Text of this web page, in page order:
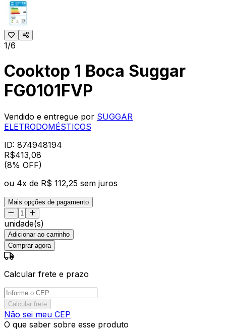
1/6
Cooktop 1 Boca Suggar
FG0101FVP
Vendido e entregue por SUGGAR
ELETRODOMÉSTICOS
ID: 874948194
R$413,08
(8% OFF)
ou 4x de R$ 112,25 sem juros
Mais opções de pagamento
unidade(s)
Adicionar ao carrinho
Comprar agora
Calcular frete e prazo
Calcular frete
Não sei meu CEP
O que saber sobre esse produto